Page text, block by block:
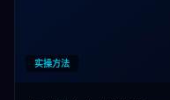
实操方法